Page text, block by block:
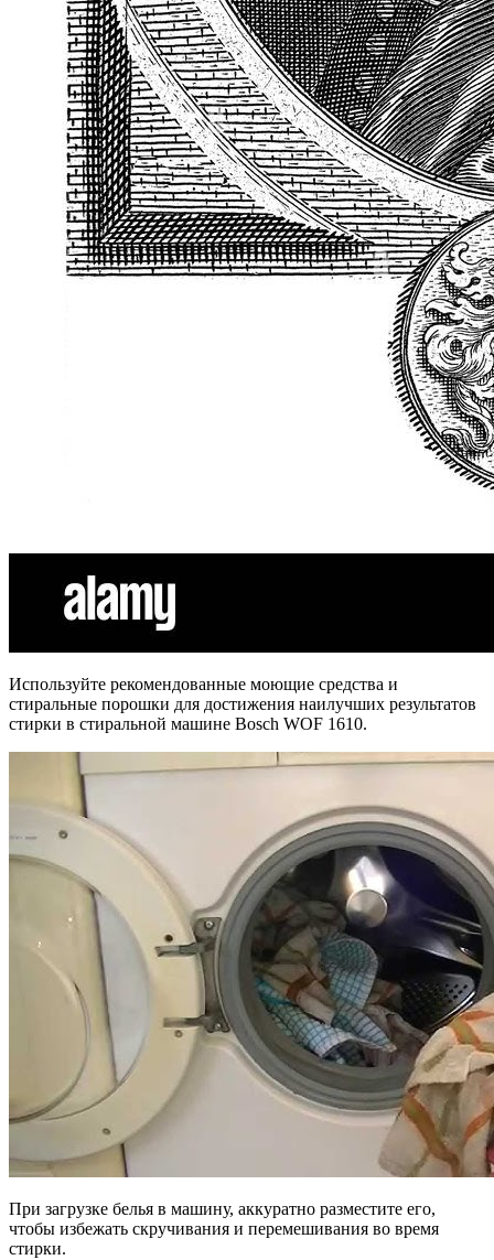
Используйте рекомендованные моющие средства и
стиральные порошки для достижения наилучших результатов
стирки в стиральной машине Bosch WOF 1610.
При загрузке белья в машину, аккуратно разместите его,
чтобы избежать скручивания и перемешивания во время
стирки.